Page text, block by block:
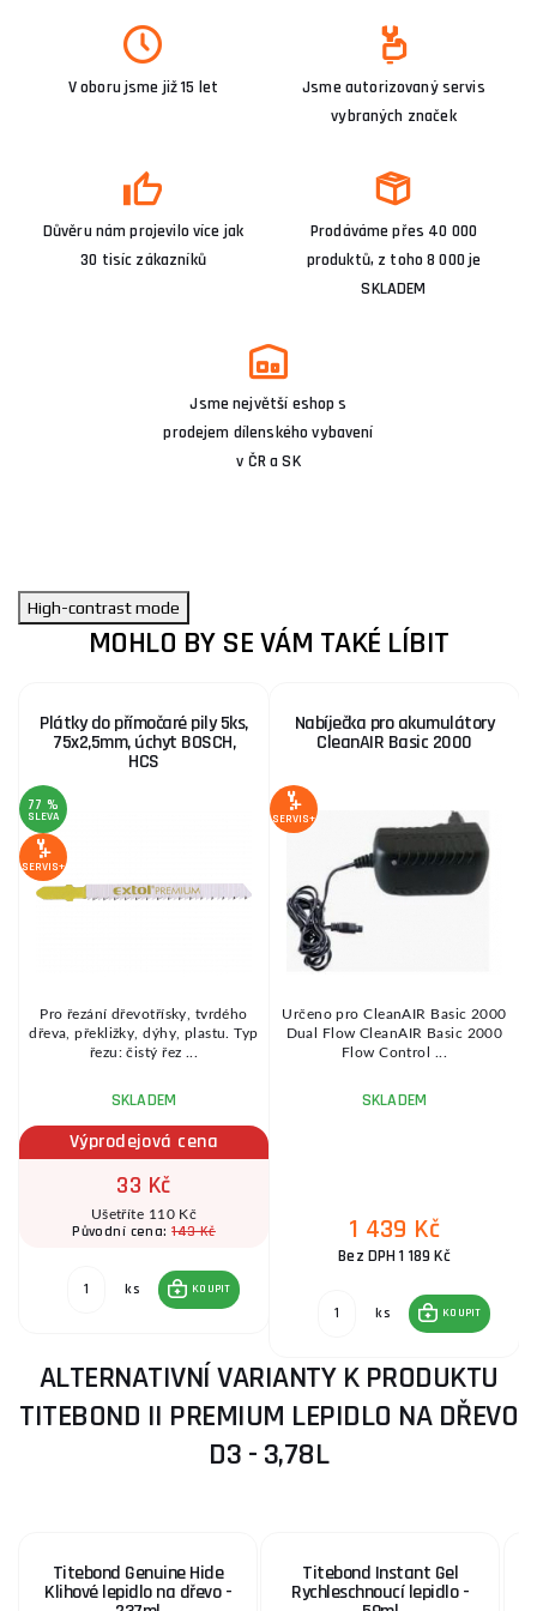
V oboru jsme již 15 let
Jsme autorizovaný servis
vybraných značek
Důvěru nám projevilo více jak
30 tisíc zákazníků
Prodáváme přes 40 000
produktů, z toho 8 000 je
SKLADEM
Jsme největší eshop s
prodejem dílenského vybavení
v ČR a SK
High-contrast mode
MOHLO BY SE VÁM TAKÉ LÍBIT
Plátky do přímočaré pily 5ks,
75x2,5mm, úchyt BOSCH,
HCS
77 %
SLEVA
SERVIS+
Pro řezání dřevotřísky, tvrdého
dřeva, překližky, dýhy, plastu. Typ
řezu: čistý řez ...
SKLADEM
Výprodejová cena
33 Kč
Ušetříte 110 Kč
Původní cena:143 Kč
ks KOUPIT
Nabíječka pro akumulátory
CleanAIR Basic 2000
SERVIS+
Určeno pro CleanAIR Basic 2000
Dual Flow CleanAIR Basic 2000
Flow Control ...
SKLADEM
1 439 Kč
Bez DPH 1 189 Kč
ks KOUPIT
ALTERNATIVNÍ VARIANTY K PRODUKTU
TITEBOND II PREMIUM LEPIDLO NA DŘEVO
D3 - 3,78L
Titebond Genuine Hide
Klihové lepidlo na dřevo -
Titebond Instant Gel
Rychleschnoucí lepidlo -